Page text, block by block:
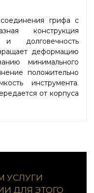
грифа с
конструкция
и долговечность
деформацию
минимального
положительно
инструмента.
от корпуса
УСЛУГИ
ДЛЯ ЭТОГО